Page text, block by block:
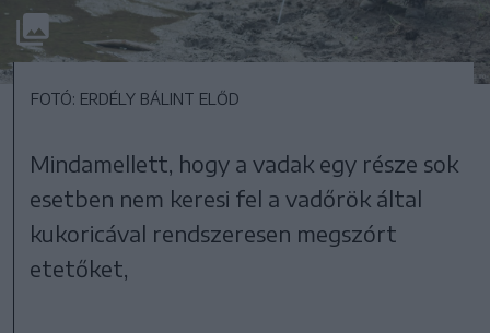
FOTÓ: ERDÉLY BÁLINT ELŐD
Mindamellett, hogy a vadak egy része sok
esetben nem keresi fel a vadőrök által
kukoricával rendszeresen megszórt
etetőket,